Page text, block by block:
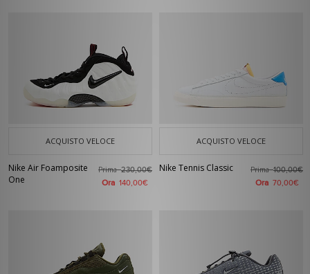
ACQUISTO VELOCE
Nike Air Foamposite
One
Prima230,00€
Ora 140,00€
ACQUISTO VELOCE
Nike Tennis Classic Prima100,00€
Ora 70,00€